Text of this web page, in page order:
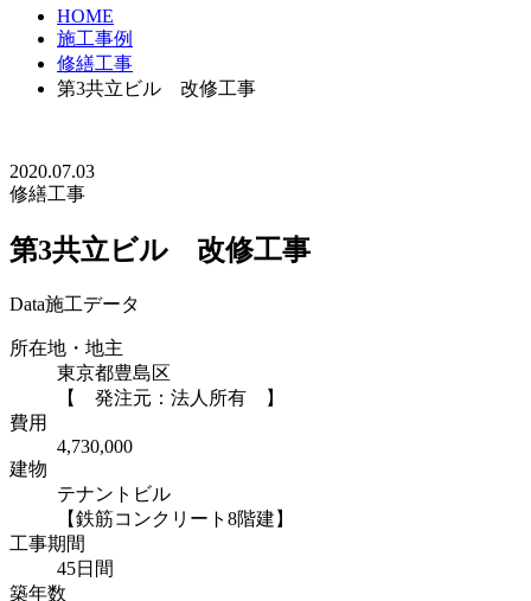
HOME
施工事例
修繕工事
第3共立ビル 改修工事
2020.07.03
修繕工事
第3共立ビル 改修工事
Data施工データ
所在地・地主
東京都豊島区
【 発注元：法人所有 】
費用
4,730,000
建物
テナントビル
【鉄筋コンクリート8階建】
工事期間
45日間
築年数